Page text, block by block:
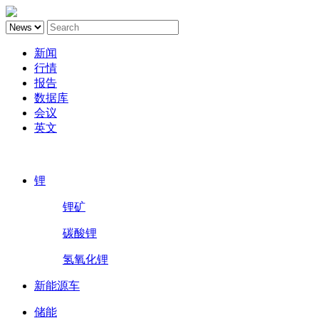
新闻
行情
报告
数据库
会议
英文
锂
锂矿
碳酸锂
氢氧化锂
新能源车
储能